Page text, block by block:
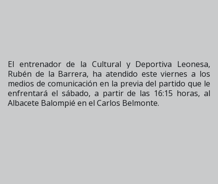
El entrenador de la Cultural y Deportiva Leonesa,
Rubén de la Barrera, ha atendido este viernes a los
medios de comunicación en la previa del partido que le
enfrentará el sábado, a partir de las 16:15 horas, al
Albacete Balompié en el Carlos Belmonte.